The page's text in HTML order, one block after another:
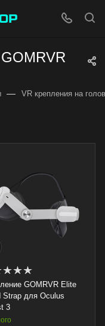
— VR крепления на
GOMRVR Elite
Strap для Oculus
3